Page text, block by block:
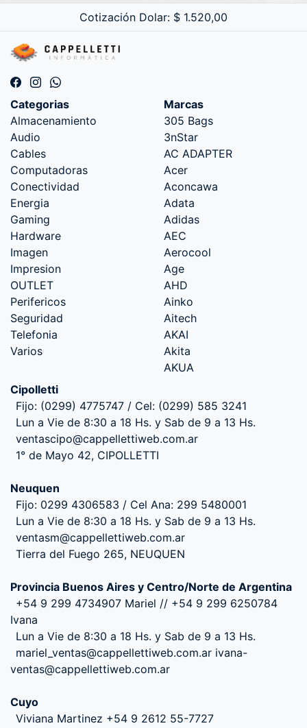
HP230AYC) AMARILLO
Cotización Dolar: $ 1.520,00
Categorias
Almacenamiento
Audio
Cables
Computadoras
Conectividad
Energia
Gaming
Hardware
Imagen
Impresion
OUTLET
Perifericos
Seguridad
Telefonia
Varios
Marcas
305 Bags
3nStar
AC ADAPTER
Acer
Aconcawa
Adata
Adidas
AEC
Aerocool
Age
AHD
Ainko
Aitech
AKAI
Akita
AKUA
Cipolletti
Fijo: (0299) 4775747 / Cel: (0299) 585 3241
Lun a Vie de 8:30 a 18 Hs. y Sab de 9 a 13 Hs.
ventascipo@cappellettiweb.com.ar
1° de Mayo 42, CIPOLLETTI
Neuquen
Fijo: 0299 4306583 / Cel Ana: 299 5480001
Lun a Vie de 8:30 a 18 Hs. y Sab de 9 a 13 Hs.
ventasm@cappellettiweb.com.ar
Tierra del Fuego 265, NEUQUEN
Provincia Buenos Aires y Centro/Norte de Argentina
+54 9 299 4734907 Mariel // +54 9 299 6250784
Ivana
Lun a Vie de 8:30 a 18 Hs. y Sab de 9 a 13 Hs.
mariel_ventas@cappellettiweb.com.ar ivana-
ventas@cappellettiweb.com.ar
Cuyo
Viviana Martinez +54 9 2612 55-7727